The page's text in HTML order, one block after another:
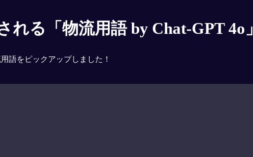
れる「物流用語 by Chat-GPT 4o」
語をピックアップしました！